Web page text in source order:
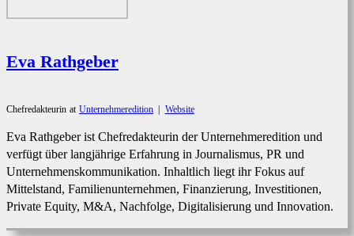
Eva Rathgeber
Chefredakteurin at Unternehmeredition | Website
Eva Rathgeber ist Chefredakteurin der Unternehmeredition und
verfügt über langjährige Erfahrung in Journalismus, PR und
Unternehmenskommunikation. Inhaltlich liegt ihr Fokus auf
Mittelstand, Familienunternehmen, Finanzierung, Investitionen,
Private Equity, M&A, Nachfolge, Digitalisierung und Innovation.